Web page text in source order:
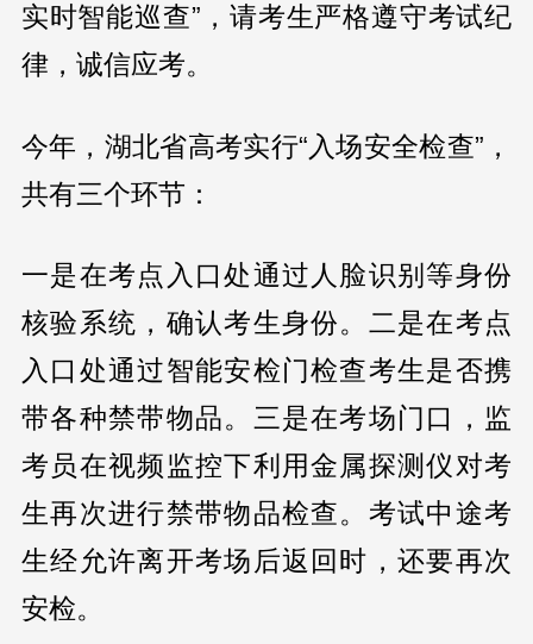
实时智能巡查”，请考生严格遵守考试纪
律，诚信应考。
今年，湖北省高考实行“入场安全检查”，
共有三个环节：
一是在考点入口处通过人脸识别等身份
核验系统，确认考生身份。二是在考点
入口处通过智能安检门检查考生是否携
带各种禁带物品。三是在考场门口，监
考员在视频监控下利用金属探测仪对考
生再次进行禁带物品检查。考试中途考
生经允许离开考场后返回时，还要再次
安检。